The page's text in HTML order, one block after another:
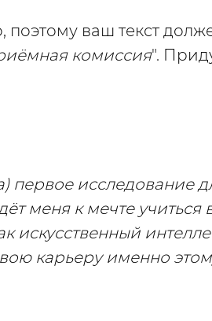
ваш текст
комиссия".
первое исследование
меня к мечте учиться
искусственный
карьеру именно